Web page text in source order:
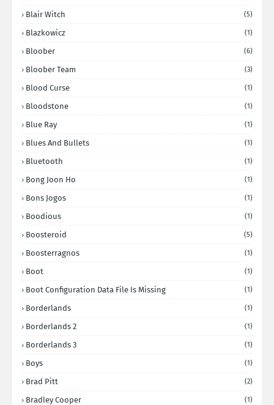
Blair Witch (5)
Blazkowicz (1)
Bloober (6)
Bloober Team (3)
Blood Curse (1)
Bloodstone (1)
Blue Ray (1)
Blues And Bullets (1)
Bluetooth (1)
Bong Joon Ho (1)
Bons Jogos (1)
Boodious (1)
Boosteroid (5)
Boosterragnos (1)
Boot (1)
Boot Configuration Data File Is Missing (1)
Borderlands (1)
Borderlands 2 (1)
Borderlands 3 (1)
Boys (1)
Brad Pitt (2)
Bradley Cooper (1)